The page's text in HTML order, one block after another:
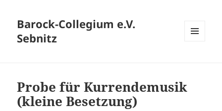
Barock-Collegium e.V.
Sebnitz
Probe für Kurrendemusik
(kleine Besetzung)